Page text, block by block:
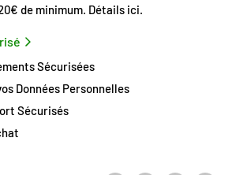
de minimum. Détails ici.
Sécurisées
Données Personnelles
Sécurisés